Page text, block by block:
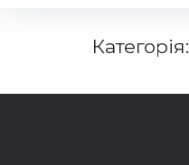
Категорія: